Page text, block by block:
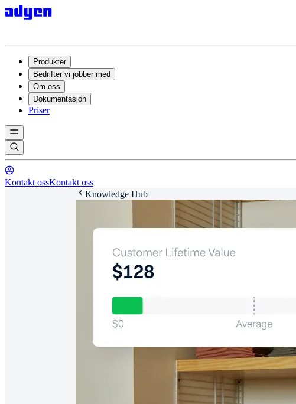
Produkter
Bedrifter vi jobber med
Om oss
Dokumentasjon
Priser
Kontakt ossKontakt oss
Knowledge Hub